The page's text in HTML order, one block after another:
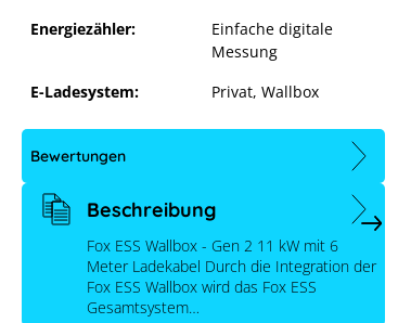
Fox ESS EV Charger 11 kW Kabel
Energiezähler:
Einfache digitale
Messung
E-Ladesystem:
Privat, Wallbox
Bewertungen
Beschreibung
Fox ESS Wallbox - Gen 2 11 kW mit 6
Meter Ladekabel Durch die Integration der
Fox ESS Wallbox wird das Fox ESS
Gesamtsystem…